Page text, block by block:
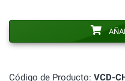
Código de Producto: VCD-